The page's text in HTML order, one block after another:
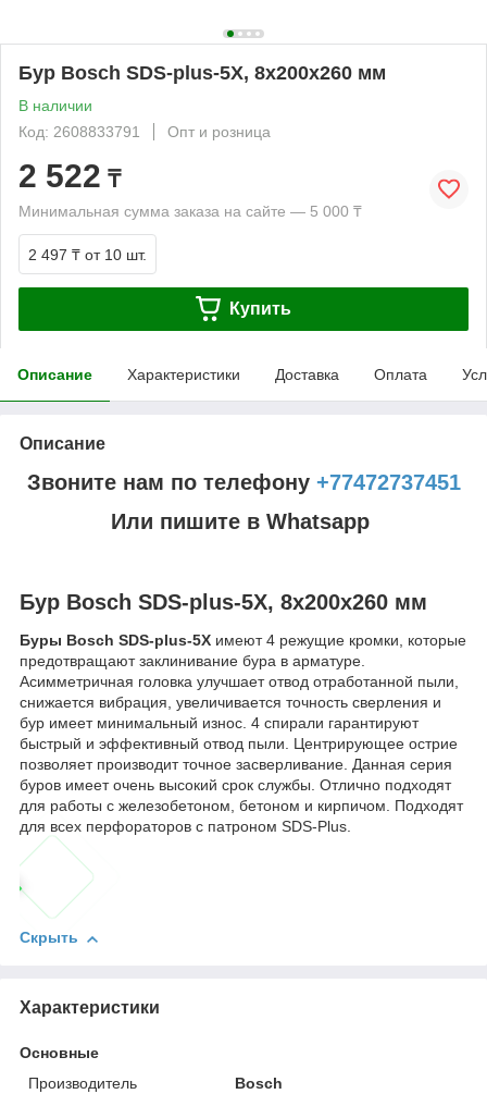
Бур Bosch SDS-plus-5X, 8x200x260 мм
В наличии
Код: 2608833791
Опт и розница
2 522 ₸
Минимальная сумма заказа на сайте — 5 000 ₸
2 497 ₸ от 10 шт.
Купить
Описание Характеристики Доставка Оплата
Описание
Звоните нам по телефону +77472737451
Или пишите в Whatsapp
Бур Bosch SDS-plus-5X, 8x200x260 мм
Буры Bosch SDS-plus-5X имеют 4 режущие кромки, которые
предотвращают заклинивание бура в арматуре.
Асимметричная головка улучшает отвод отработанной пыли,
снижается вибрация, увеличивается точность сверления и
бур имеет минимальный износ. 4 спирали гарантируют
быстрый и эффективный отвод пыли. Центрирующее острие
позволяет производит точное засверливание. Данная серия
буров имеет очень высокий срок службы. Отлично подходят
для работы с железобетоном, бетоном и кирпичом. Подходят
для всех перфораторов с патроном SDS-Plus.
Скрыть
Характеристики
Основные
Производитель
Bosch